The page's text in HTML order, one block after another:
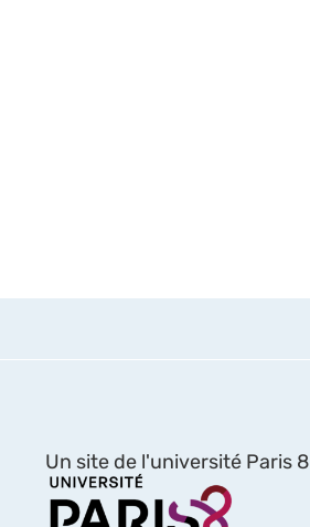
Un site de l'université Paris 8